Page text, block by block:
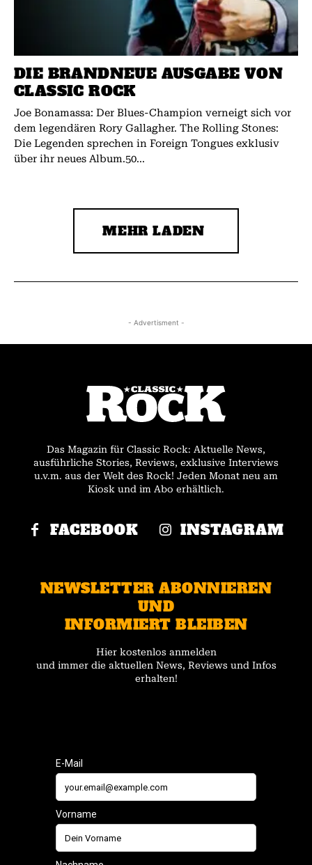
DIE BRANDNEUE AUSGABE VON
CLASSIC ROCK
Joe Bonamassa: Der Blues-Champion verneigt sich vor
dem legendären Rory Gallagher. The Rolling Stones:
Die Legenden sprechen in Foreign Tongues exklusiv
über ihr neues Album.50...
MEHR LADEN
- Advertisment -
Das Magazin für Classic Rock: Aktuelle News,
ausführliche Stories, Reviews, exklusive Interviews
u.v.m. aus der Welt des Rock! Jeden Monat neu am
Kiosk und im Abo erhältlich.
FACEBOOK INSTAGRAM
NEWSLETTER ABONNIEREN
UND
INFORMIERT BLEIBEN
Hier kostenlos anmelden
und immer die aktuellen News, Reviews und Infos
erhalten!